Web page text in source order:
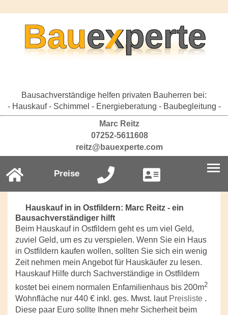
Bausachverständige helfen privaten Bauherren bei:
- Hauskauf - Schimmel - Energieberatung - Baubegleitung -
Marc Reitz
07252-5611608
reitz@bauexperte.com
Preise
Hauskauf in in Ostfildern: Marc Reitz - ein
Bausachverständiger hilft
Beim Hauskauf in Ostfildern geht es um viel Geld,
zuviel Geld, um es zu verspielen. Wenn Sie ein Haus
in Ostfildern kaufen wollen, sollten Sie sich ein wenig
Zeit nehmen mein Angebot für Hauskäufer zu lesen.
Hauskauf Hilfe durch Sachverständige in Ostfildern
kostet bei einem normalen Enfamilienhaus bis 200m2
Wohnfläche nur 440 € inkl. ges. Mwst. laut Preisliste .
Diese paar Euro sollte Ihnen mehr Sicherheit beim